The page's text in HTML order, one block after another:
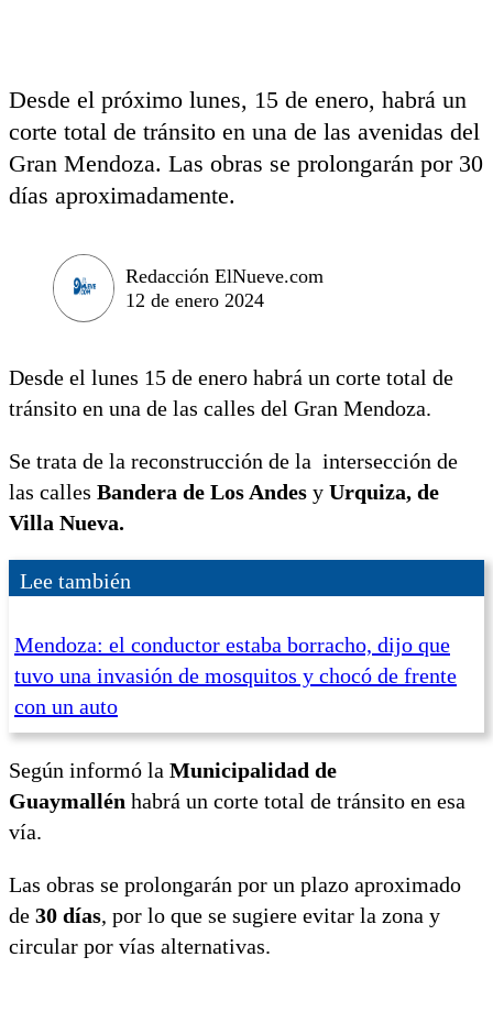
Desde el próximo lunes, 15 de enero, habrá un
corte total de tránsito en una de las avenidas del
Gran Mendoza. Las obras se prolongarán por 30
días aproximadamente.
Redacción ElNueve.com
12 de enero 2024
Desde el lunes 15 de enero habrá un corte total de
tránsito en una de las calles del Gran Mendoza.
Se trata de la reconstrucción de la intersección de
las calles Bandera de Los Andes y Urquiza, de
Villa Nueva.
Lee también
Mendoza: el conductor estaba borracho, dijo que
tuvo una invasión de mosquitos y chocó de frente
con un auto
Según informó la Municipalidad de
Guaymallén habrá un corte total de tránsito en esa
vía.
Las obras se prolongarán por un plazo aproximado
de 30 días, por lo que se sugiere evitar la zona y
circular por vías alternativas.